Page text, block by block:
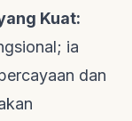
Kuat:
ia
dan